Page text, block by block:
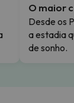
O maior
Desde os
a estadia
de sonho.